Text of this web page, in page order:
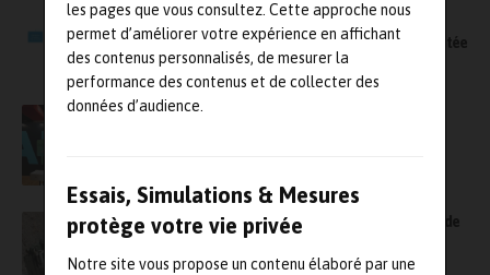
les pages que vous consultez. Cette approche nous
permet d’améliorer votre expérience en affichant
des contenus personnalisés, de mesurer la
performance des contenus et de collecter des
données d’audience.
Essais, Simulations & Mesures
protège votre vie privée
Notre site vous propose un contenu élaboré par une
SystemX lance le programme de recherche «
Intelligence artificielle et ingénierie augmentée
» (IA2)
Siemens et Arts et Métiers signent un
NOMAD : l’intelligence artificielle au service de
la durée de vie des équipements militaires